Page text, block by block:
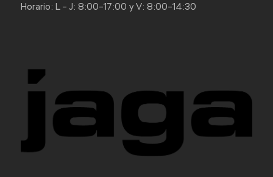
Horario: L – J: 8:00–17:00 y V: 8:00–14:30